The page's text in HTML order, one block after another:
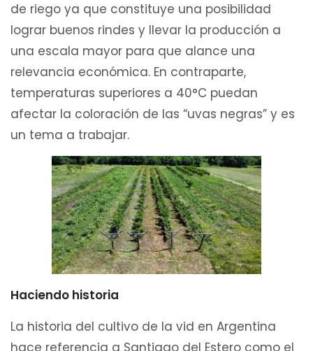
de riego ya que constituye una posibilidad
lograr buenos rindes y llevar la producción a
una escala mayor para que alance una
relevancia económica. En contraparte,
temperaturas superiores a 40°C puedan
afectar la coloración de las “uvas negras” y es
un tema a trabajar.
Haciendo historia
La historia del cultivo de la vid en Argentina
hace referencia a Santiago del Estero como el